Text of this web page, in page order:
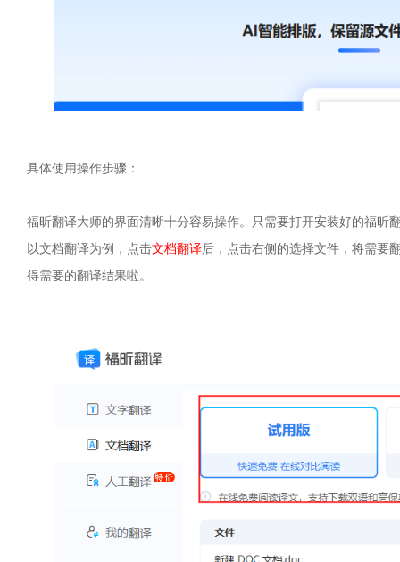
具体使用操作步骤：
福昕翻译大师的界面清晰十分容易操作。只需要打开安装好的福
以文档翻译为例，点击文档翻译后，点击右侧的选择文件，将需要
得需要的翻译结果啦。